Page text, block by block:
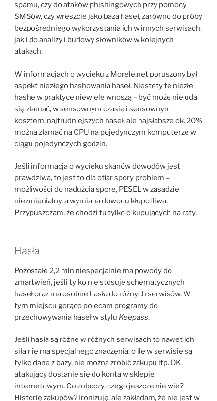
spamu, czy do ataków phishingowych przy pomocy
SMSów, czy wreszcie jako baza haseł, zarówno do próby
bezpośredniego wykorzystania ich w innych serwisach,
jak i do analizy i budowy słowników w kolejnych
atakach.
W informacjach o wycieku z Morele.net poruszony był
aspekt niezłego hashowania haseł. Niestety te niezłe
hashe w praktyce niewiele wnoszą – być może nie uda
się złamać, w sensownym czasie i sensownym
kosztem, najtrudniejszych haseł, ale najsłabsze ok. 20%
można złamać na CPU na pojedynczym komputerze w
ciągu pojedynczych godzin.
Jeśli informacja o wycieku skanów dowodów jest
prawdziwa, to jest to dla ofiar spory problem –
możliwości do nadużcia spore, PESEL w zasadzie
niezmienialny, a wymiana dowodu kłopotliwa.
Przypuszczam, że chodzi tu tylko o kupujących na raty.
Hasła
Pozostałe 2,2 mln niespecjalnie ma powody do
zmartwień, jeśli tylko nie stosuje schematycznych
haseł oraz ma osobne hasła do różnych serwisów. W
tym miejscu gorąco polecam programy do
przechowywania haseł w stylu Keepass.
Jeśli hasła są różne w różnych serwisach to nawet ich
siła nie ma specjalnego znaczenia, o ile w serwisie są
tylko dane z bazy, nie można zrobić zakupu itp. OK,
atakujący dostanie się do konta w sklepie
internetowym. Co zobaczy, czego jeszcze nie wie?
Historię zakupów? Ironizuję, ale zakładam, że nie jest w